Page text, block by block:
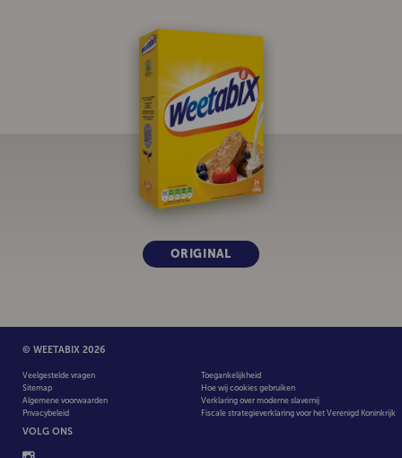
ORIGINAL
© WEETABIX 2026
Veelgestelde vragen
Sitemap
Algemene voorwaarden
Privacybeleid
Toegankelijkheid
Hoe wij cookies gebruiken
Verklaring over moderne slavernij
Fiscale strategieverklaring voor het Verenigd Koninkrijk
VOLG ONS